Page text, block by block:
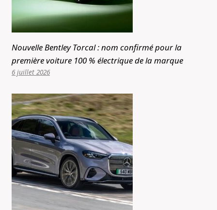
Nouvelle Bentley Torcal : nom confirmé pour la
première voiture 100 % électrique de la marque
6 juillet 2026